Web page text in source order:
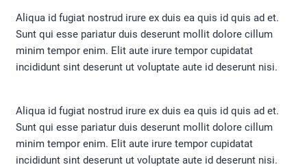
Aliqua id fugiat nostrud irure ex duis ea quis id quis ad et.
Sunt qui esse pariatur duis deserunt mollit dolore cillum
minim tempor enim. Elit aute irure tempor cupidatat
incididunt sint deserunt ut voluptate aute id deserunt nisi.
Aliqua id fugiat nostrud irure ex duis ea quis id quis ad et.
Sunt qui esse pariatur duis deserunt mollit dolore cillum
minim tempor enim. Elit aute irure tempor cupidatat
incididunt sint deserunt ut voluptate aute id deserunt nisi.